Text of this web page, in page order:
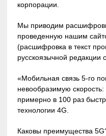
корпорации.
Мы приводим
проведенную нашим
(расшифровка в текст
русскоязычной редакции
«Мобильная связь 5-го
невообразимую
примерно в 100 раз
технологии 4G.
Каковы преимущества